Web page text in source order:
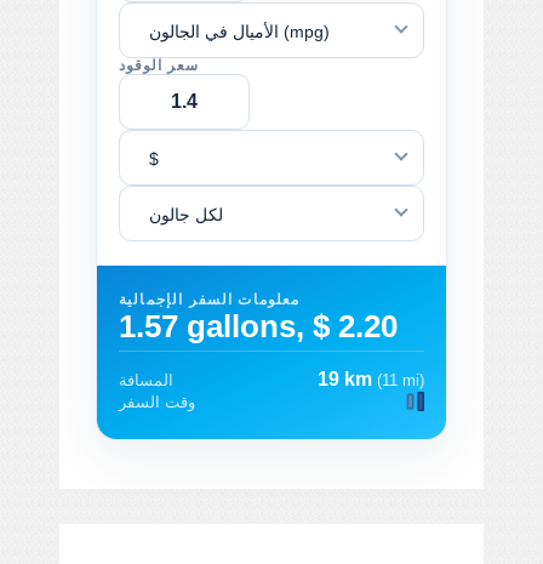
الأميال في الجالون (mpg)
سعر الوقود
$
لكل جالون
معلومات السفر الإجمالية
1.57 gallons, $ 2.20
المسافة 19 km (11 mi)
وقت السفر